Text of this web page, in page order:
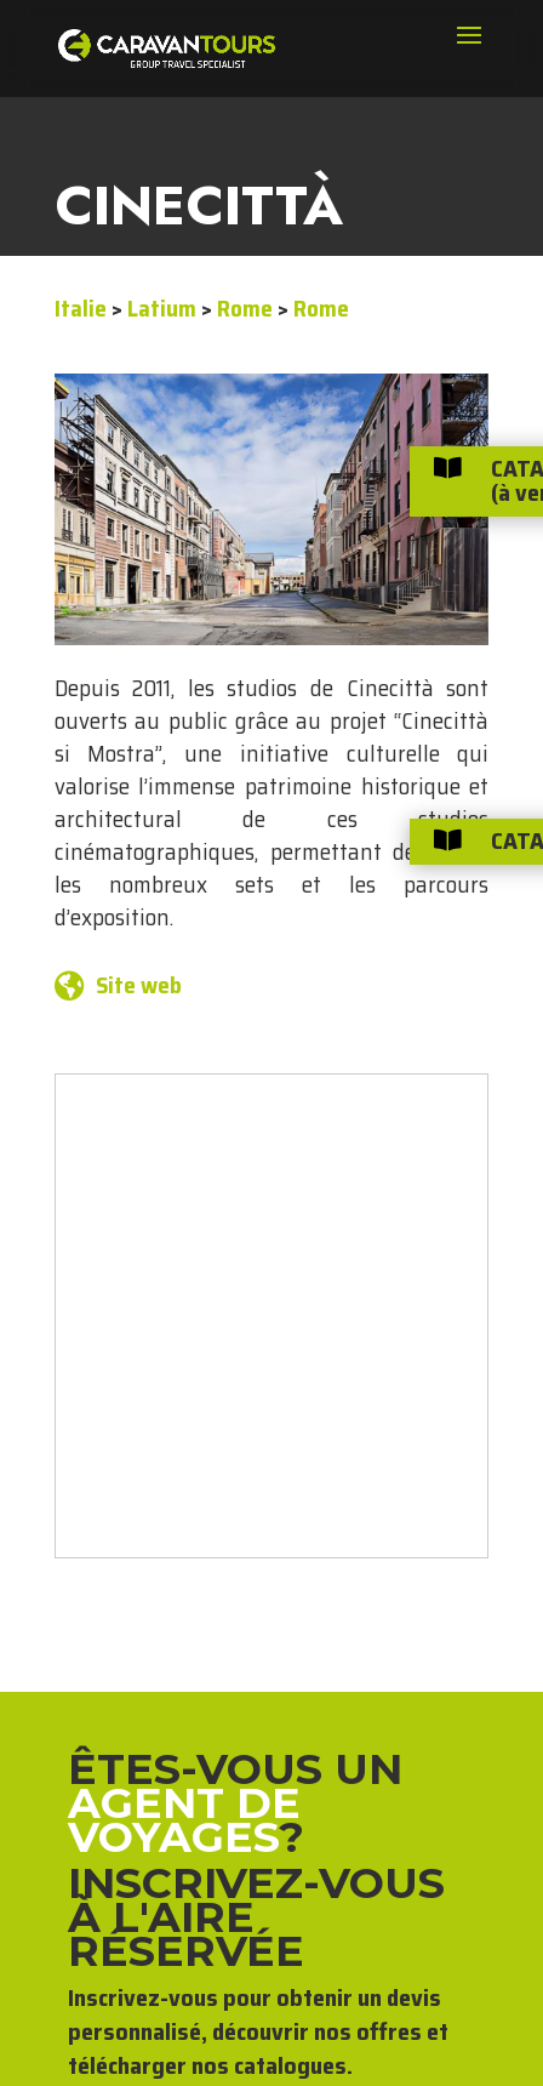
CINECITTÀ
Italie > Latium > Rome > Rome
Depuis 2011, les studios de Cinecittà sont
ouverts au public grâce au projet “Cinecittà
si Mostra”, une initiative culturelle qui
valorise l’immense patrimoine historique et
architectural de ces studios
cinématographiques, permettant de visiter
les nombreux sets et les parcours
d’exposition.
Site web
ÊTES-VOUS UN
AGENT DE
VOYAGES?
INSCRIVEZ-VOUS
À L'AIRE
RÉSERVÉE
Inscrivez-vous pour obtenir un devis
personnalisé, découvrir nos offres et
télécharger nos catalogues.

(à
